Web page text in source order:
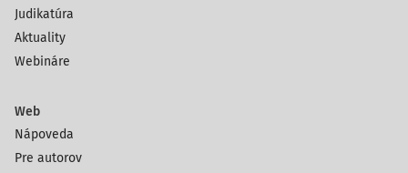
Judikatúra
Aktuality
Webináre
Web
Nápoveda
Pre autorov